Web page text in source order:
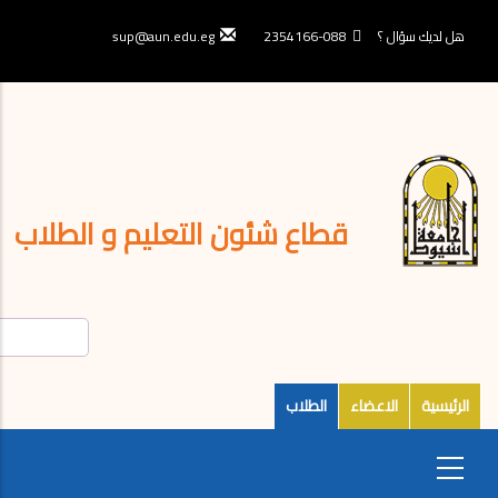
الرئيسي
هل لديك سؤال ؟ 088-2354166
sup@aun.edu.eg
قطاع شئون التعليم و الطلاب
الرئيسية الاعضاء الطلاب